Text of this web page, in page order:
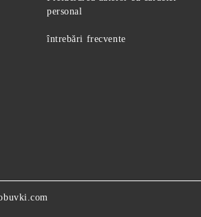
personal
întrebări frecvente